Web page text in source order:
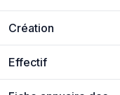
Création
Effectif